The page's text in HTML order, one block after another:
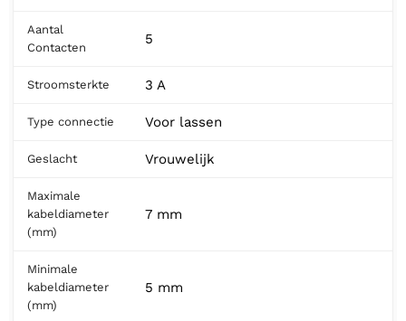
Aantal
Contacten
5
Stroomsterkte 3 A
Type connectie Voor lassen
Geslacht Vrouwelijk
Maximale
kabeldiameter
(mm)
7 mm
Minimale
kabeldiameter
(mm)
5 mm